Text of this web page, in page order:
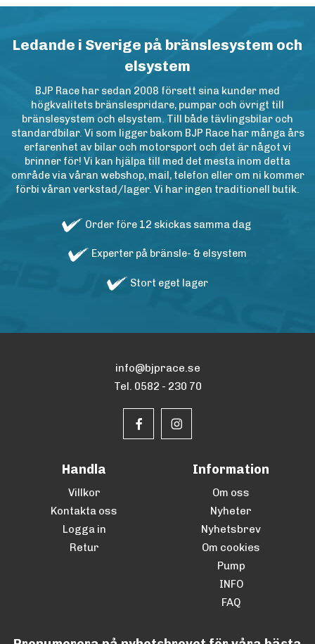
Ledande i Sverige på bränslesystem och
elsystem
BJP Race har sedan 2008 försett sina kunder med
högkvalitets bränslespridare, pumpar och övrigt till
bränslesystem och elsystem. Till både tävlingsbilar och
standardbilar. Vi som ligger bakom BJP Race har många års
erfarenhet av bilar och motorsport och det är något vi
brinner för! Vi kan hjälpa till med det mesta inom detta
område via våran webshop, mail, telefon eller om ni kommer
förbi våran verkstad/lager. Vi har ingen traditionell butik.
Order före 12 skickas samma dag
Experter på bränsle- & elsystem
Stort eget lager
info@bjprace.se
Tel. 0582 - 230 70
Handla
Villkor
Kontakta oss
Logga in
Retur
Information
Om oss
Nyheter
Nyhetsbrev
Om cookies
Pump
INFO
FAQ